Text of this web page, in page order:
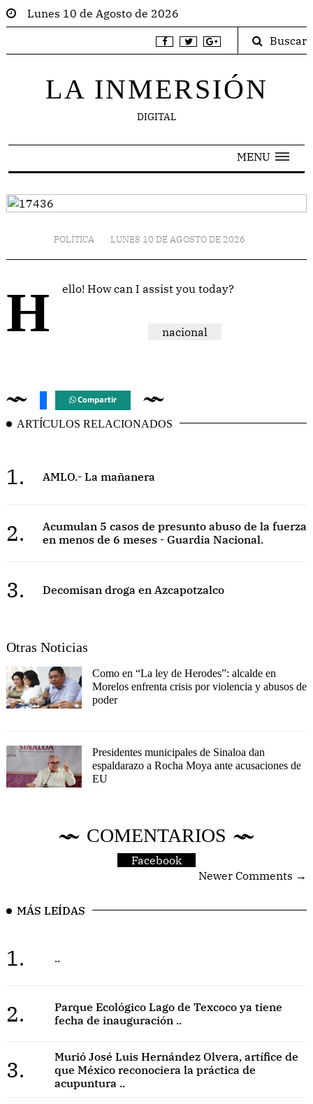
Lunes 10 de Agosto de 2026
Buscar
LA INMERSIÓN
DIGITAL
MENU
POLÍTICA LUNES 10 DE AGOSTO DE 2026
Hello! How can I assist you today?
nacional
Compartir
ARTÍCULOS RELACIONADOS
1. AMLO.- La mañanera
2.
Acumulan 5 casos de presunto abuso de la fuerza
en menos de 6 meses - Guardia Nacional.
3. Decomisan droga en Azcapotzalco
Otras Noticias
Como en “La ley de Herodes”: alcalde en
Morelos enfrenta crisis por violencia y abusos de
poder
Presidentes municipales de Sinaloa dan
espaldarazo a Rocha Moya ante acusaciones de
EU
COMENTARIOS
Facebook
Newer Comments →
MÁS LEÍDAS
1. ..
2.
Parque Ecológico Lago de Texcoco ya tiene
fecha de inauguración ..
3.
Murió José Luis Hernández Olvera, artífice de
que México reconociera la práctica de
acupuntura ..